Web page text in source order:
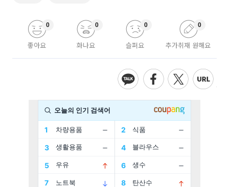
좋아요
0
화나요
0
슬퍼요
0
추가취재 원해요
0